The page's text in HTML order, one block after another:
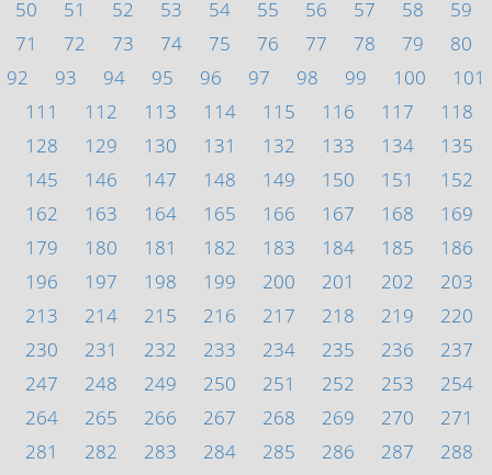
50 51 52 53 54 55 56 57 58 59
71 72 73 74 75 76 77 78 79 80
92 93 94 95 96 97 98 99 100 101
111 112 113 114 115 116 117 118
128 129 130 131 132 133 134 135
145 146 147 148 149 150 151 152
162 163 164 165 166 167 168 169
179 180 181 182 183 184 185 186
196 197 198 199 200 201 202 203
213 214 215 216 217 218 219 220
230 231 232 233 234 235 236 237
247 248 249 250 251 252 253 254
264 265 266 267 268 269 270 271
281 282 283 284 285 286 287 288